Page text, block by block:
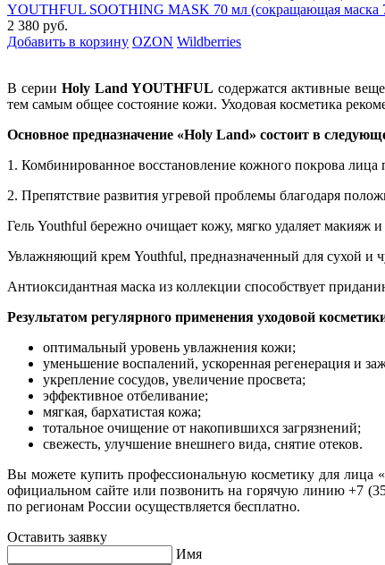
YOUTHFUL SOOTHING MASK 70 мл (сокращающая маска
2 380 руб.
Добавить в корзину OZON Wildberries
В серии Holy Land YOUTHFUL содержатся активные
тем самым общее состояние кожи. Уходовая косметика
Основное предназначение «Holy Land» состоит в
1. Комбинированное восстановление кожного покрова
2. Препятствие развития угревой проблемы благодаря
Гель Youthful бережно очищает кожу, мягко удаляет
Увлажняющий крем Youthful, предназначенный для сухой и
Антиоксидантная маска из коллекции способствует
Результатом регулярного применения уходовой
оптимальный уровень увлажнения кожи;
уменьшение воспалений, ускоренная регенерация и
укрепление сосудов, увеличение просвета;
эффективное отбеливание;
мягкая, бархатистая кожа;
тотальное очищение от накопившихся загрязнений;
свежесть, улучшение внешнего вида, снятие отеков.
Вы можете купить профессиональную косметику для лица
официальном сайте или позвонить на горячую линию +7
по регионам России осуществляется бесплатно.
Оставить заявку
Имя